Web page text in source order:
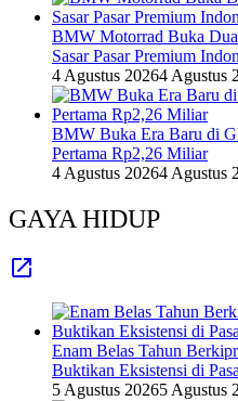
BMW Motorrad Buka
Sasar Pasar Premium
4 Agustus 20264 Agustus
BMW Buka Era Baru di
Pertama Rp2,26 Miliar
4 Agustus 20264 Agustus
GAYA HIDUP
Enam Belas Tahun
Buktikan Eksistensi di
5 Agustus 20265 Agustus